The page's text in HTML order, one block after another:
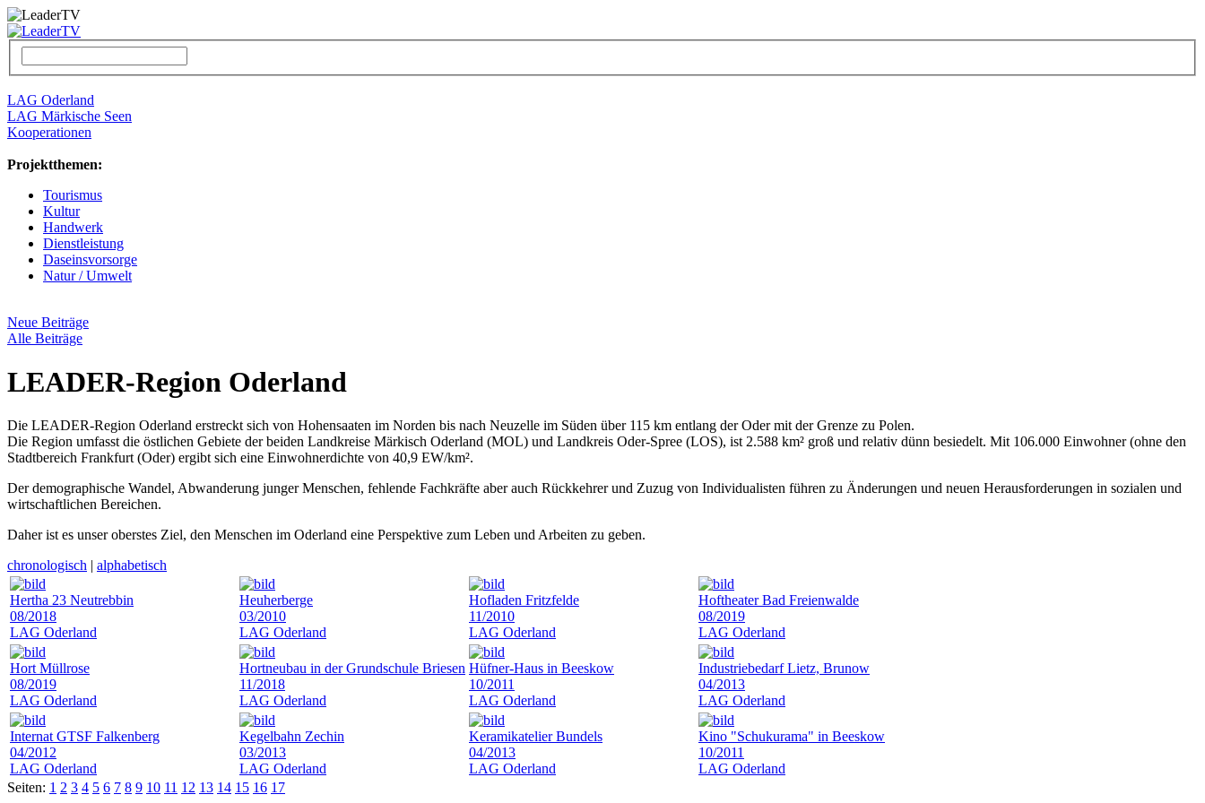
LAG Oderland
LAG Märkische Seen
Kooperationen
Projektthemen:
Tourismus
Kultur
Handwerk
Dienstleistung
Daseinsvorsorge
Natur / Umwelt
Neue Beiträge
Alle Beiträge
LEADER-Region Oderland
Die LEADER-Region Oderland erstreckt sich von Hohensaaten im Norden bis nach Neuzelle im Süden über 115 km entlang der Oder mit der Grenze zu Polen.
Die Region umfasst die östlichen Gebiete der beiden Landkreise Märkisch Oderland (MOL) und Landkreis Oder-Spree (LOS), ist 2.588 km² groß und relativ dünn besiedelt. Mit 106.000 Einwohner (ohne den
Stadtbereich Frankfurt (Oder) ergibt sich eine Einwohnerdichte von 40,9 EW/km².
Der demographische Wandel, Abwanderung junger Menschen, fehlende Fachkräfte aber auch Rückkehrer und Zuzug von Individualisten führen zu Änderungen und neuen Herausforderungen in sozialen und
wirtschaftlichen Bereichen.
Daher ist es unser oberstes Ziel, den Menschen im Oderland eine Perspektive zum Leben und Arbeiten zu geben.
chronologisch
alphabetisch
Hertha 23 Neutrebbin
08/2018
LAG Oderland
Heuherberge
03/2010
LAG Oderland
Hofladen Fritzfelde
11/2010
LAG Oderland
Hoftheater Bad Freienwalde
08/2019
LAG Oderland
Hort Müllrose
08/2019
LAG Oderland
Hortneubau in der Grundschule Briesen
11/2018
LAG Oderland
Hüfner-Haus in Beeskow
10/2011
LAG Oderland
Industriebedarf Lietz, Brunow
04/2013
LAG Oderland
Internat GTSF Falkenberg
04/2012
LAG Oderland
Kegelbahn Zechin
03/2013
LAG Oderland
Keramikatelier Bundels
04/2013
LAG Oderland
Kino "Schukurama" in Beeskow
10/2011
LAG Oderland
Seiten: 1 2 3 4 5 6 7 8 9 10 11 12 13 14 15 16 17